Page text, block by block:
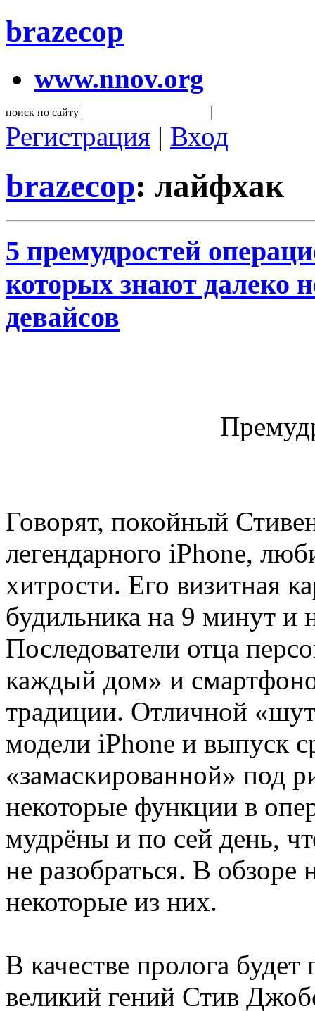
brazecop
www.nnov.org
поиск по сайту
Регистрация | Вход
brazecop: лайфхак
5 премудростей
которых знают далеко
девайсов
Говорят, покойный
легендарного iPhone,
хитрости. Его визитная
будильника на 9 минут и
Последователи отца
каждый дом» и
традиции. Отличной
модели iPhone и выпуск
«замаскированной» под
некоторые функции в
мудрёны и по сей день,
не разобраться. В
некоторые из них.
В качестве пролога
великий гений Стив